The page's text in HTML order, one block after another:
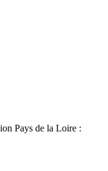
Pays de la Loire :